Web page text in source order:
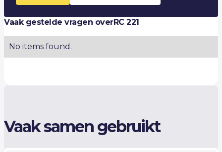
Vaak gestelde vragen overRC 221
No items found.
Vaak samen gebruikt